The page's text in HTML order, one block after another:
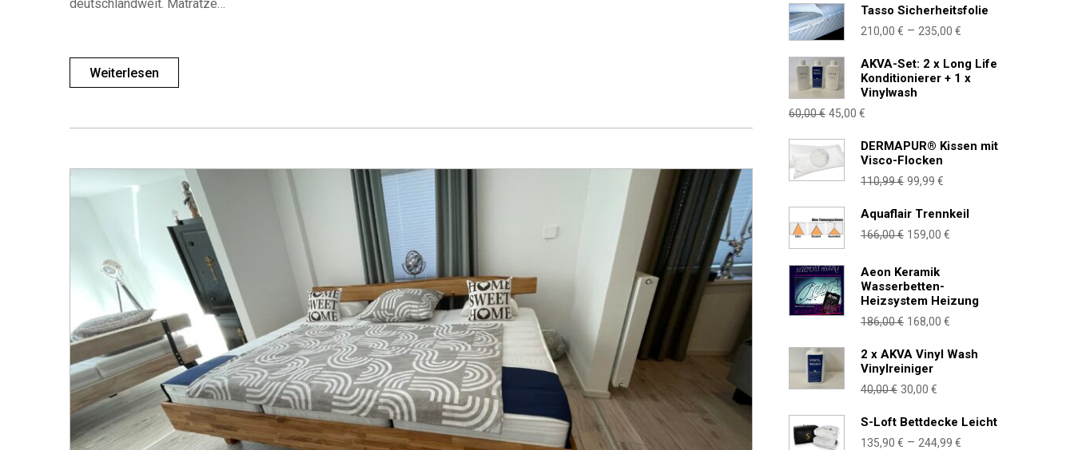
deutschlandweit. Matratze…
Weiterlesen
war:
40,00 €
ist:
28,00 €.
Tasso Sicherheitsfolie
210,00 € – 235,00 €
bis
235,00 €
AKVA-Set: 2 x Long Life
Konditionierer + 1 x
Vinylwash
60,00€ Ursprünglicher
war:
60,00 €
45,00 €
ist:
DERMAPUR® Kissen mit
Visco-Flocken
110,99€ Ursprünglicher
war:
110,99 €
99,99 €
ist:
99,99 €.
Aquaflair Trennkeil
166,00€ Ursprünglicher
war:
166,00 €
159,00 €
Aeon Keramik
Wasserbetten-
Heizsystem Heizung
186,00€ Ursprünglicher
war:
186,00 €
168,00 €
ist:
2 x AKVA Vinyl Wash
Vinylreiniger
40,00€ Ursprünglicher
war:
40,00 €
30,00 €
ist:
30,00 €.
S-Loft Bettdecke Leicht
135,90 € – 244,99 €